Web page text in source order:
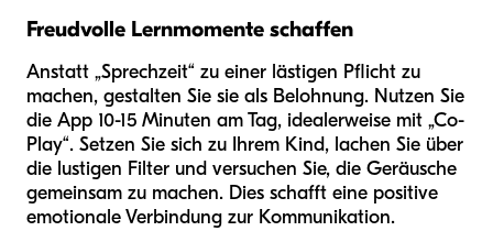
Freudvolle Lernmomente schaffen
Anstatt „Sprechzeit“ zu einer lästigen Pflicht zu
machen, gestalten Sie sie als Belohnung. Nutzen Sie
die App 10-15 Minuten am Tag, idealerweise mit „Co-
Play“. Setzen Sie sich zu Ihrem Kind, lachen Sie über
die lustigen Filter und versuchen Sie, die Geräusche
gemeinsam zu machen. Dies schafft eine positive
emotionale Verbindung zur Kommunikation.